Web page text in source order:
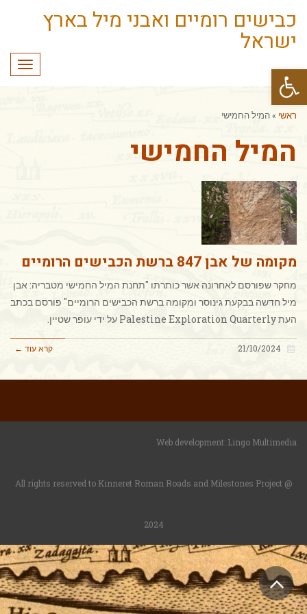
פתח סרגל נגישות
כבישים רומיים ואבני מיל בארץ
ישראל
ראשי »המיל החמישי
המיל החמישי
מקומה של אבן 847 ברשת הכבישים הרומיים
מחקר שפורסם לאחרונה אשר כותרתו "תחנת המיל החמישי מטבריה: אבן
מיל חדשה בבקעת גינוסר ומקומה ברשת הכבישים הרומיים" פורסם בכתב
העת Palestine Exploration Quarterly על ידי עופר שטיין.
קרא עוד ←
Web development: Lingo Multimedia
All rights reserved to Kinneret Roman Roads and Milestones Project @
2024
גלילה
לראש